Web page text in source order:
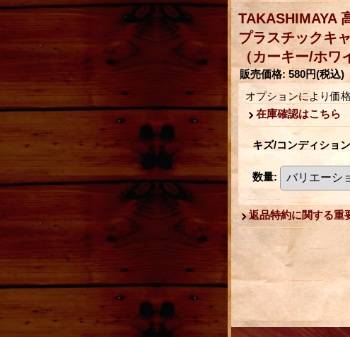
TAKASHIMAYA
プラスチックキ
（カーキー/ホワ
販売価格: 580円(税込)
オプションにより価
在庫確認はこちら
キズ/コンディション
数量:
返品特約に関する重